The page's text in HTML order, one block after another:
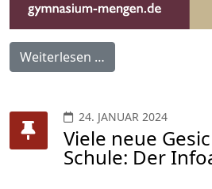
Weiterlesen …
24. JANUAR 2024
Viele neue
Schule: Der